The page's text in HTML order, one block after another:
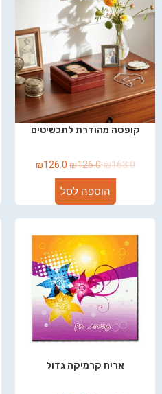
קופסה מהודרת לתכשיטים
₪163.0
₪126.0
₪126.0
הוספה לסל
אריח קרמיקה גדול